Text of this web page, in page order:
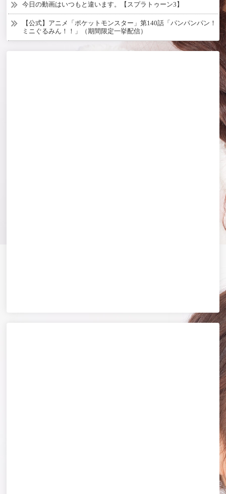
今日の動画はいつもと違います。【スプラトゥーン3】
【公式】アニメ「ポケットモンスター」第140話「パンパンパン！
ミニぐるみん！！」（期間限定一挙配信）